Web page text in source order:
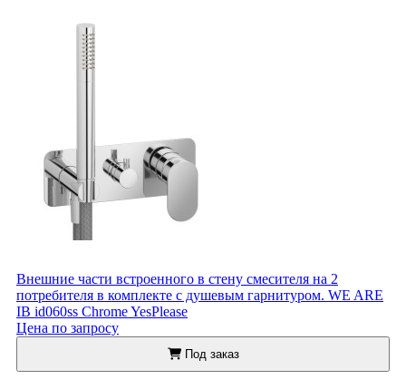
Внешние части встроенного в стену смесителя на 2
потребителя в комплекте с душевым гарнитуром. WE ARE
IB id060ss Chrome YesPlease
Цена по запросу
Под заказ